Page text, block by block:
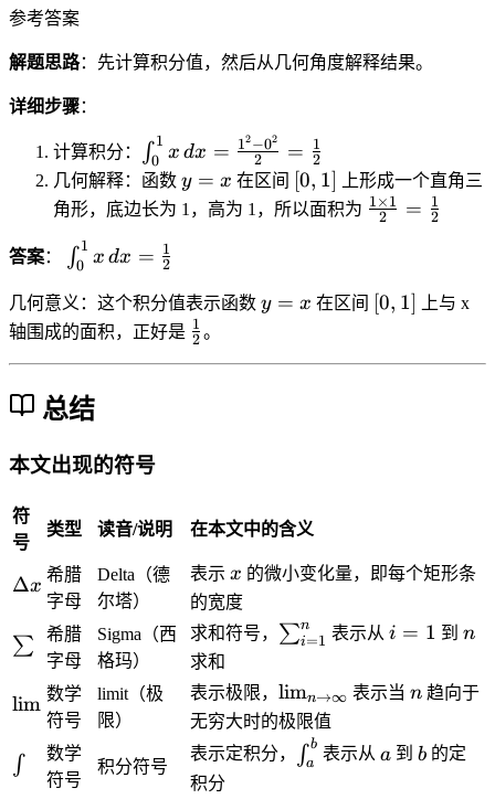
n
)
{
2
}
\f
a
c
{
a
}
{
2
2
}
fr
a
c
4
0
}
2
{
-
a
^
2
}
=
\
c
{
3
2
1
^
}
=
fr
c
1
2
\,
d
x
=
参考答案
解题思路：先计算积分值，然后从几何角度解释结果。
详细步骤：
计算积分：
\i
n
t
_
0
1
x
\
fr
c
1
0
^
}
{
∫0
1
x dx = 2
12−02 = 2
1
几何解释：函数 y
=
y = x 在区间 [
0
[0, 1] 上形成一个直角三
角形，底边长为 1，高为 1，所以面积为 \f
{
\
}
=
r
c
1
}
2
1×1 = 2
1
答案：
\i
n
t
_
1
\,
d
=
fr
a
c
{
1
}
{
2
}
∫0
1
x dx = 2
1
几何意义：这个积分值表示函数 y
y = x 在区间 [[0, 1] 上与 x
轴围成的面积，正好是 \
{
}
2
1 。
总结
本文出现的符号
符
号
类型 读音/说明 在本文中的含义
\
el
t
x
Δx
希腊
字母
Delta（德
尔塔）
表示 x
x 的微小变化量，即每个矩形条
的宽度
\
u
∑
希腊
字母
Sigma（西
格玛）
求和符号， \
u
m
_
{i
∑i=1
n 表示从 i
1
i = 1 到 n
n
求和
\l
m
lim 数学
符号
limit（极
限）
表示极限， \l
i
_
limn→∞ 表示当 n
n 趋向于
无穷大时的极限值
\
∫
数学
符号
积分符号
表示定积分，
\
i
∫a
b
表示从 a
a到 b
b的定
积分